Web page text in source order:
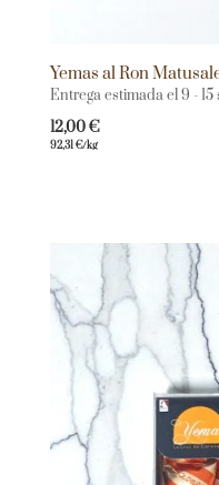
Yemas al Ron
Entrega estimada el 9 -
12,00€
92,31€/kg